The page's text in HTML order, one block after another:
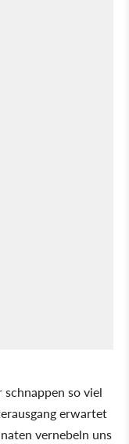
so viel
erwartet
vernebeln uns